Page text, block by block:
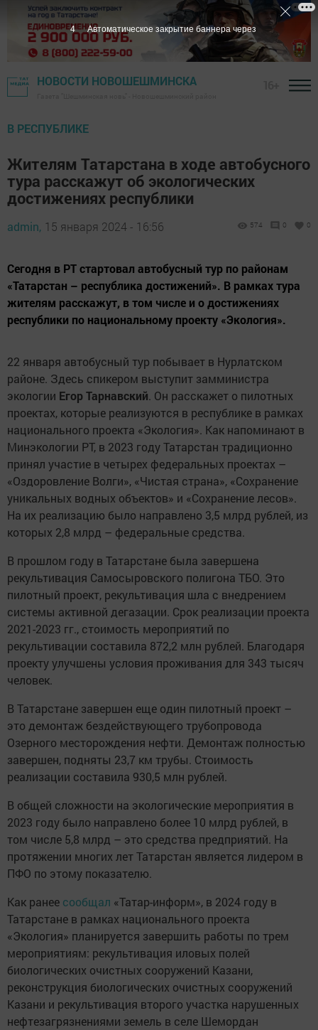
НОВОСТИ НОВОШЕШМИНСКА
В РЕСПУБЛИКЕ
Жителям Татарстана в ходе автобусного
тура расскажут об экологических
достижениях республики
admin, 15 января 2024 - 16:56 574 0 0
Сегодня в РТ стартовал автобусный тур по районам
«Татарстан – республика достижений». В рамках тура
жителям расскажут, в том числе и о достижениях
республики по национальному проекту «Экология».
22 января автобусный тур побывает в Нурлатском
районе. Здесь спикером выступит замминистра
экологии Егор Тарнавский. Он расскажет о пилотных
проектах, которые реализуются в республике в рамках
национального проекта «Экология». Как напоминают в
Минэкологии РТ, в 2023 году Татарстан традиционно
принял участие в четырех федеральных проектах –
«Оздоровление Волги», «Чистая страна», «Сохранение
уникальных водных объектов» и «Сохранение лесов».
На их реализацию было направлено 3,5 млрд рублей, из
которых 2,8 млрд – федеральные средства.
В прошлом году в Татарстане была завершена
рекультивация Самосыровского полигона ТБО. Это
пилотный проект, рекультивация шла с внедрением
системы активной дегазации. Срок реализации проекта
2021-2023 гг., стоимость мероприятий по
рекультивации составила 872,2 млн рублей. Благодаря
проекту улучшены условия проживания для 343 тысяч
человек.
В Татарстане завершен еще один пилотный проект –
это демонтаж бездействующего трубопровода
Озерного месторождения нефти. Демонтаж полностью
завершен, подняты 23,7 км трубы. Стоимость
реализации составила 930,5 млн рублей.
В общей сложности на экологические мероприятия в
2023 году было направлено более 10 млрд рублей, в
том числе 5,8 млрд – это средства предприятий. На
протяжении многих лет Татарстан является лидером в
ПФО по этому показателю.
Как ранее сообщал «Татар-информ», в 2024 году в
Татарстане в рамках национального проекта
«Экология» планируется завершить работы по трем
мероприятиям: рекультивация иловых полей
биологических очистных сооружений Казани,
реконструкция биологических очистных сооружений
Казани и рекультивация второго участка нарушенных
нефтезагрязнениями земель в селе Шемордан
3 Автоматическое закрытие баннера через